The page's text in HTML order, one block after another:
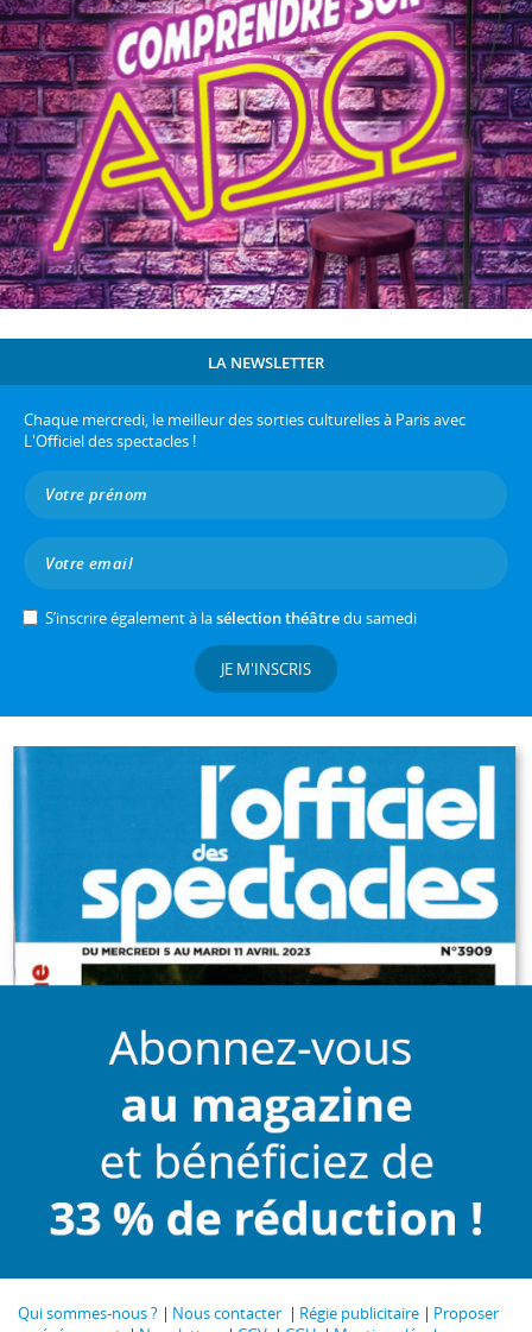
LA NEWSLETTER
Chaque mercredi, le meilleur des sorties culturelles à Paris avec
L'Officiel des spectacles !
S’inscrire également à lasélection théâtredu samedi
JE M'INSCRIS
Qui sommes-nous ? Nous contacter Régie publicitaire
Proposer